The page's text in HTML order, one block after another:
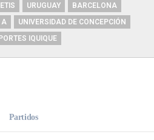
URUGUAY
BARCELONA
A
UNIVERSIDAD DE CONCEPCIÓN
IQUIQUE